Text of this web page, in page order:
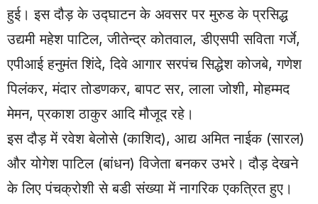
हुई। इस दौड़ के उद्घाटन के अवसर पर मुरुड के प्रसिद्ध
उद्यमी महेश पाटिल, जीतेन्द्र कोतवाल, डीएसपी सविता गर्जे,
एपीआई हनुमंत शिंदे, दिवे आगार सरपंच सिद्धेश कोजबे, गणेश
पिलंकर, मंदार तोडणकर, बापट सर, लाला जोशी, मोहम्मद
मेमन, प्रकाश ठाकुर आदि मौजूद रहे।
इस दौड़ में रवेश बेलोसे (काशिद), आद्य अमित नाईक (सारल)
और योगेश पाटिल (बांधन) विजेता बनकर उभरे। दौड़ देखने
के लिए पंचक्रोशी से बडी संख्या में नागरिक एकत्रित हुए।